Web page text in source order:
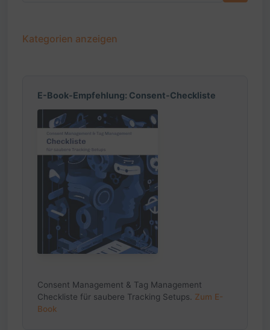
Kategorien anzeigen
E-Book-Empfehlung: Consent-Checkliste
Consent Management & Tag Management
Checkliste für saubere Tracking Setups. Zum E-
Book